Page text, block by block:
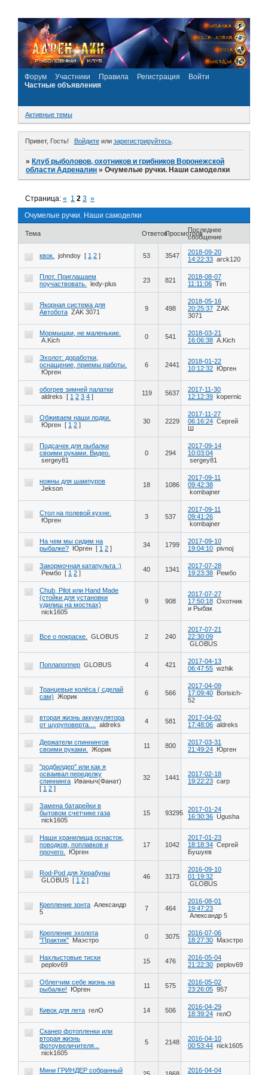
Форум Участники Правила Регистрация
Войти
Частные объявления
Активные темы
Привет, Гость! Войдитеили зарегистрируйтесь.
»Клуб рыболовов, охотников и грибников Воронежской
области Адреналин »Очумелые ручки. Наши самоделки
Очумелые ручки. Наши самоделки
Страница:« 1 2 3 »
Тема ОтветовПросмотровПоследнее
сообщение
квок. johndoy [ 1 2 ] 53 3547
2018-09-20
14:22:33 arck120
Плот. Приглашаем
поучаствовать.
ledy-plus 23 821
2018-08-07
11:11:06 Tim
Якорная система для
Автобота ZAK 3071 9 498
2018-05-16
20:25:37 ZAK
3071
Мормышки, не маленькие.
A.Kich
0 541
2018-03-21
16:06:38 A.Kich
Эхолот: доработки,
оснащение, приемы работы.
Юрген
6 2441
2018-01-22
10:12:32
Юрген
обогрев зимней палатки
aldreks
[ 1 2 3 4 ] 119 5637
2017-11-30
12:12:39 kopernic
Обживаем наши лодки.
Юрген [ 1 2 ] 30 2229
2017-11-27
06:16:24 Сергей
Ш
Подсачек для рыбалки
своими руками. Видео.
sergey81
0 294
2017-09-14
10:03:04
sergey81
ножны для шампуров
Jekson
18 1086
2017-09-11
09:42:38
kombajner
Стол на полевой кухне.
Юрген
3 537
2017-09-11
09:41:26
kombajner
На чем мы сидим на
рыбалке?
Юрген [ 1 2 ] 34 1799
2017-09-10
19:04:10 pivnoj
Закормочная катапульта :)
Рембо [ 1 2 ] 40 1341
2017-07-28
19:23:38
Рембо
Chub, Pilot или Hand Made
(стойки для установки
удилищ на мостках)
nick1605
9 908
2017-07-27
17:50:18 Охотник
и Рыбак
Все о покраске. GLOBUS 2 240
2017-07-21
22:30:09
GLOBUS
Поплапоппер GLOBUS 4 421
2017-04-13
06:47:55 wzhik
Транцевые колёса ( сделай
сам)
Жорик 6 566
2017-04-09
17:09:40
Borisich-
52
вторая жизнь аккумулятора
от шуруповерта....
aldreks 4 581
2017-04-02
17:48:06 aldreks
Держатели спиннингов
своими руками.
Жорик 11 800
2017-03-31
21:49:24
Юрген
"родбилдер" или как я
осваивал переделку
спиннинга Иваныч(Фанат)
[ 1 2 ]
32 1441
2017-02-18
19:22:23 carp
Замена батарейки в
бытовом счетчике газа
nick1605
15 93295
2017-01-24
16:30:36 Ugusha
Наши хранилища оснасток,
поводков, поплавков и
прочего.
Юрген
17 1042
2017-01-23
18:18:34 Сергей
Бушуев
Rod-Pod для Херабуны
GLOBUS [ 1 2 ] 46 3173
2016-09-10
01:19:32
GLOBUS
Крепление зонта Александр
5
7 464
2016-08-01
19:47:23
Александр 5
Крепление эхолота
"Практик" Маэстро 0 3075
2016-07-06
18:27:30 Маэстро
Нахлыстовые тиски
peplov69
15 476
2016-05-04
21:22:30 peplov69
Облегчим себе жизнь на
рыбалке!
Юрген 11 575
2016-05-02
23:26:05 957
Кивок для лета гелО 14 506
2016-04-29
18:39:24 гелО
Сканер фотопленки или
вторая жизнь
фотоувеличителя...
nick1605
5 2148
2016-04-10
00:53:44 nick1605
Мини ГРИНДЕР собранный
2016-04-04